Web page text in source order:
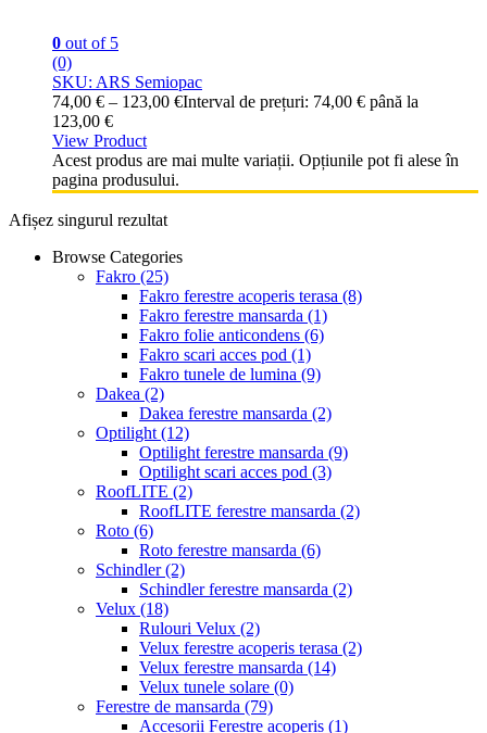
0 out of 5
(0)
SKU: ARS Semiopac
74,00 € – 123,00 €Interval de prețuri: 74,00 € până la
123,00 €
View Product
Acest produs are mai multe variații. Opțiunile pot fi alese în
pagina produsului.
Afișez singurul rezultat
Browse Categories
Fakro (25)
Fakro ferestre acoperis terasa (8)
Fakro ferestre mansarda (1)
Fakro folie anticondens (6)
Fakro scari acces pod (1)
Fakro tunele de lumina (9)
Dakea (2)
Dakea ferestre mansarda (2)
Optilight (12)
Optilight ferestre mansarda (9)
Optilight scari acces pod (3)
RoofLITE (2)
RoofLITE ferestre mansarda (2)
Roto (6)
Roto ferestre mansarda (6)
Schindler(2)
Schindler ferestre mansarda (2)
Velux (18)
Rulouri Velux (2)
Velux ferestre acoperis terasa (2)
Velux ferestre mansarda (14)
Velux tunele solare (0)
Ferestre de mansarda (79)
Accesorii Ferestre acoperis (1)